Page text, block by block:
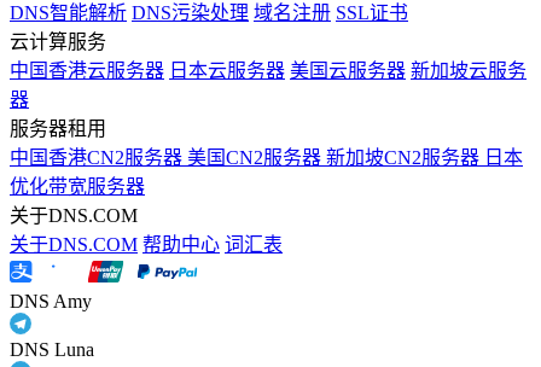
DNS智能解析 DNS污染处理 域名注册 SSL证书
云计算服务
中国香港云服务器 日本云服务器 美国云服务器 新加坡云服务
器
服务器租用
中国香港CN2服务器 美国CN2服务器 新加坡CN2服务器 日本
优化带宽服务器
关于DNS.COM
关于DNS.COM 帮助中心 词汇表
DNS Amy
DNS Luna